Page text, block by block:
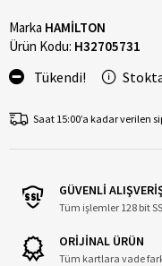
Marka HAMİLTON
Ürün Kodu: H32705731
Tükendi!
Saat 15:00’a kadar verilen
GÜVENLİ
Tüm işlemler 128 bit
ORİJİNAL ÜRÜN
Tüm kartlara vade